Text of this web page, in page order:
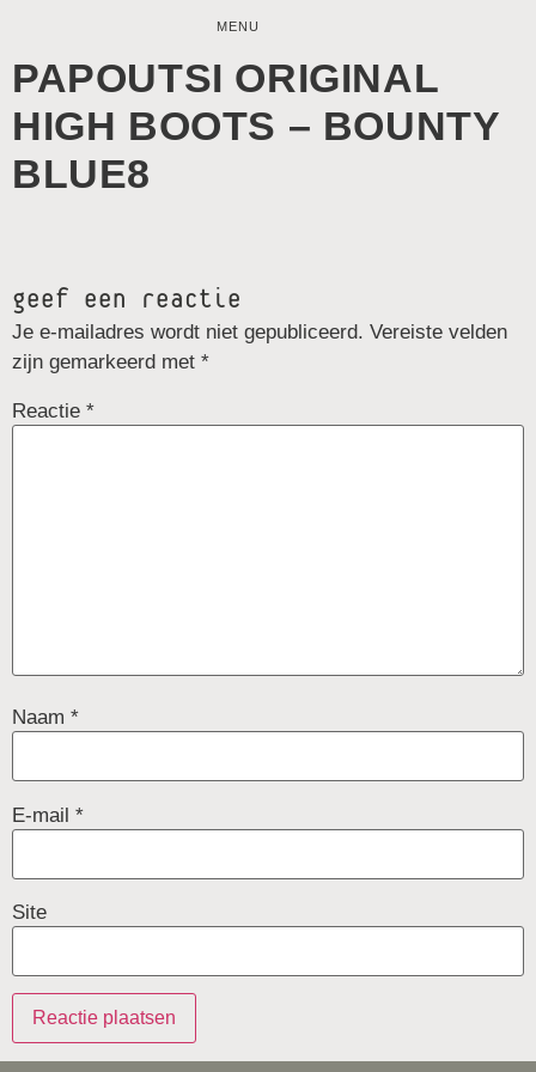
MENU
PAPOUTSI ORIGINAL
HIGH BOOTS – BOUNTY
BLUE8
geef een reactie
Je e-mailadres wordt niet gepubliceerd. Vereiste velden
zijn gemarkeerd met *
Reactie *
Naam *
E-mail *
Site